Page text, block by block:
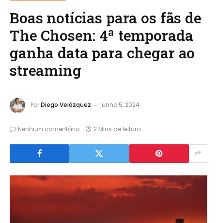
Boas notícias para os fãs de
The Chosen: 4ª temporada
ganha data para chegar ao
streaming
PorDiego Velázquez junho 5, 2024
Nenhum comentário 2 Mins de leitura